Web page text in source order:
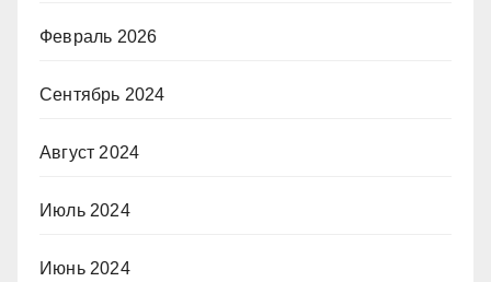
Февраль 2026
Сентябрь 2024
Август 2024
Июль 2024
Июнь 2024